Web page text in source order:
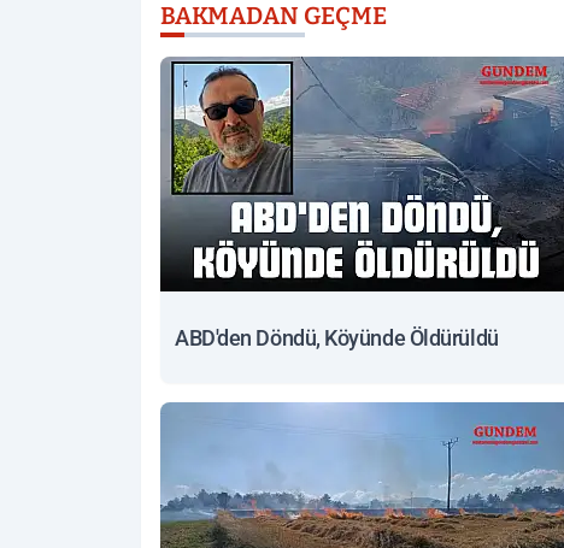
BAKMADAN GEÇME
ABD'den Döndü, Köyünde Öldürüldü